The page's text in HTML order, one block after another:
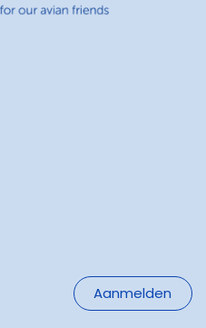
Aanmelden